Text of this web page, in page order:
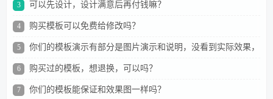
3 可以先设计，设计满意后再付钱嘛？
4 购买模板可以免费给修改吗？
5 你们的模板演示有部分是图片演示和说明，没看到实际效果，
担心不敢买？
6 购买过的模板，想退换，可以吗？
7 你们的模板能保证和效果图一样吗？